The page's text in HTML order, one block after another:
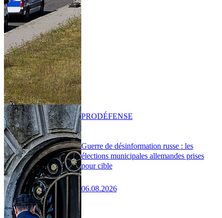
Guerre de désinformation russe : les
élections municipales allemandes prises
pour cible
06.08.2026
PRODÉFENSE